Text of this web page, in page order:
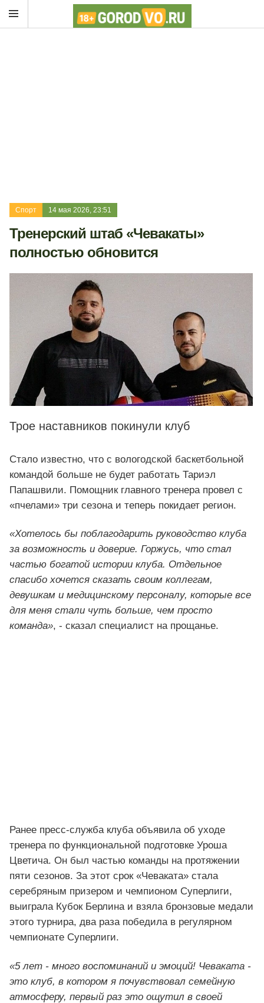
Спорт 14 мая 2026, 23:51
Тренерский штаб «Чевакаты»
полностью обновится
Трое наставников покинули клуб
Стало известно, что с вологодской баскетбольной
командой больше не будет работать Тариэл
Папашвили. Помощник главного тренера провел с
«пчелами» три сезона и теперь покидает регион.
«Хотелось бы поблагодарить руководство клуба
за возможность и доверие. Горжусь, что стал
частью богатой истории клуба. Отдельное
спасибо хочется сказать своим коллегам,
девушкам и медицинскому персоналу, которые все
для меня стали чуть больше, чем просто
команда», - сказал специалист на прощанье.
Ранее пресс-служба клуба объявила об уходе
тренера по функциональной подготовке Уроша
Цветича. Он был частью команды на протяжении
пяти сезонов. За этот срок «Чеваката» стала
серебряным призером и чемпионом Суперлиги,
выиграла Кубок Берлина и взяла бронзовые медали
этого турнира, два раза победила в регулярном
чемпионате Суперлиги.
«5 лет - много воспоминаний и эмоций! Чеваката -
это клуб, в котором я почувствовал семейную
атмосферу, первый раз это ощутил в своей